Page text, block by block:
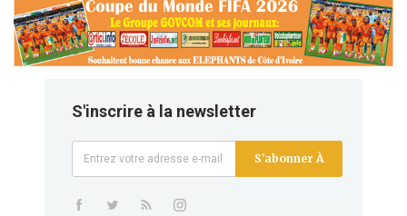
S'inscrire à la newsletter
S'abonner À